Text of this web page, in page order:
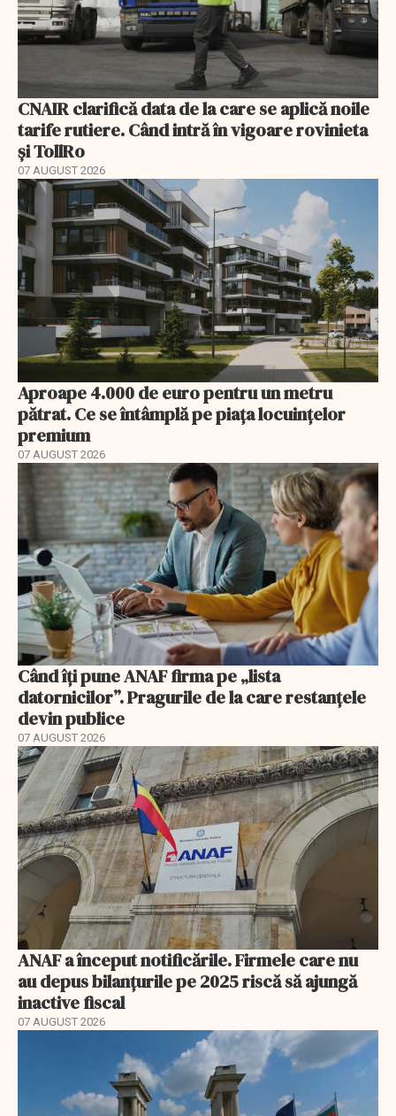
CNAIR clarifică data de la care se aplică noile
tarife rutiere. Când intră în vigoare rovinieta
și TollRo
07 AUGUST 2026
Aproape 4.000 de euro pentru un metru
pătrat. Ce se întâmplă pe piața locuințelor
premium
07 AUGUST 2026
Când îți pune ANAF firma pe „lista
datornicilor”. Pragurile de la care restanțele
devin publice
07 AUGUST 2026
ANAF a început notificările. Firmele care nu
au depus bilanțurile pe 2025 riscă să ajungă
inactive fiscal
07 AUGUST 2026